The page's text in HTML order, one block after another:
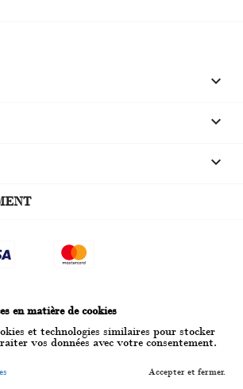

keyboard_arrow_down

en matière de cookies
et technologies similaires pour stocker
vos données avec votre consentement.
Accepter et fermer.